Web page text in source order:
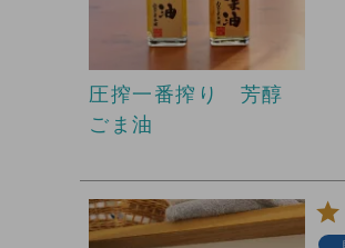
圧搾一番搾り 芳醇
ごま油